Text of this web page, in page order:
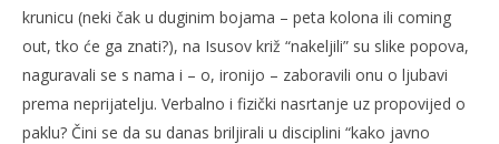
krunicu (neki čak u duginim bojama – peta kolona ili coming
out, tko će ga znati?), na Isusov križ “nakeljili” su slike popova,
naguravali se s nama i – o, ironijo – zaboravili onu o ljubavi
prema neprijatelju. Verbalno i fizički nasrtanje uz propovijed o
paklu? Čini se da su danas briljirali u disciplini “kako javno